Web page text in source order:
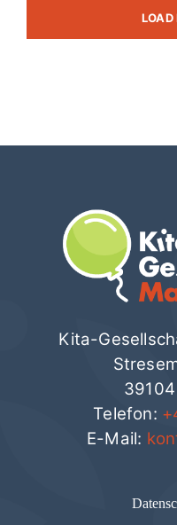
LOAD
Kita-
Telefon:
E-Mail: